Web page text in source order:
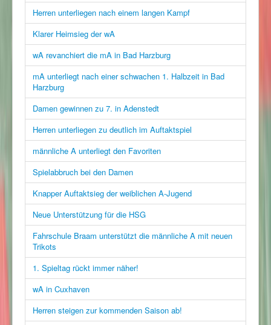
Herren unterliegen nach einem langen Kampf
Klarer Heimsieg der wA
wA revanchiert die mA in Bad Harzburg
mA unterliegt nach einer schwachen 1. Halbzeit in Bad
Harzburg
Damen gewinnen zu 7. in Adenstedt
Herren unterliegen zu deutlich im Auftaktspiel
männliche A unterliegt den Favoriten
Spielabbruch bei den Damen
Knapper Auftaktsieg der weiblichen A-Jugend
Neue Unterstützung für die HSG
Fahrschule Braam unterstützt die männliche A mit neuen
Trikots
1. Spieltag rückt immer näher!
wA in Cuxhaven
Herren steigen zur kommenden Saison ab!